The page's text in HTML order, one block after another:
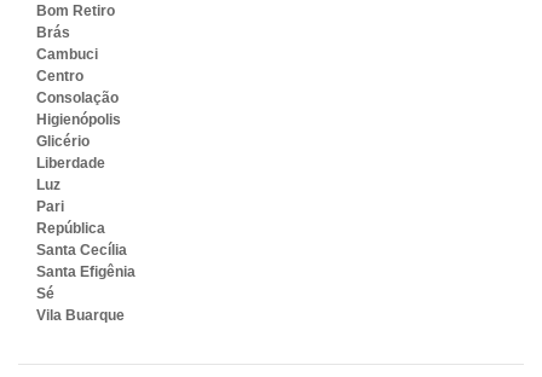
Bom Retiro
Brás
Cambuci
Centro
Consolação
Higienópolis
Glicério
Liberdade
Luz
Pari
República
Santa Cecília
Santa Efigênia
Sé
Vila Buarque